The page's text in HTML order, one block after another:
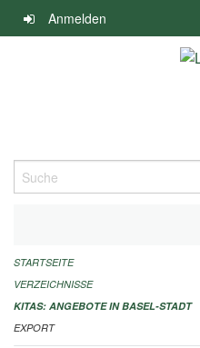
Navigation
überspringen
Anmelden
Suche
ALLGEMEINE INFORMATIONEN
IMPRESSUM
STARTSEITE
VERZEICHNISSE
KITAS: ANGEBOTE IN BASEL-STADT
EXPORT